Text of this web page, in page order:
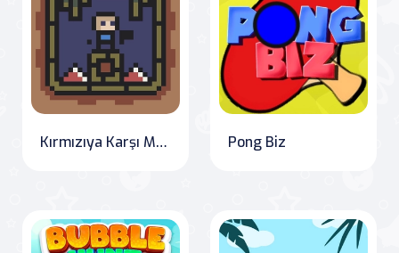
Kırmızıya Karşı Mavi Pong Biz